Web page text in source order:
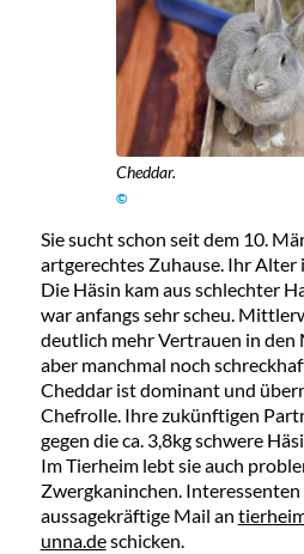
Cheddar.
©
Sie sucht schon seit dem 10.
artgerechtes Zuhause. Ihr
Die Häsin kam aus schlechter
war anfangs sehr scheu.
deutlich mehr Vertrauen in den
aber manchmal noch
Cheddar ist dominant und
Chefrolle. Ihre zukünftigen
gegen die ca. 3,8kg schwere
Im Tierheim lebt sie auch
Zwergkaninchen.
aussagekräftige Mail an
unna.deschicken.